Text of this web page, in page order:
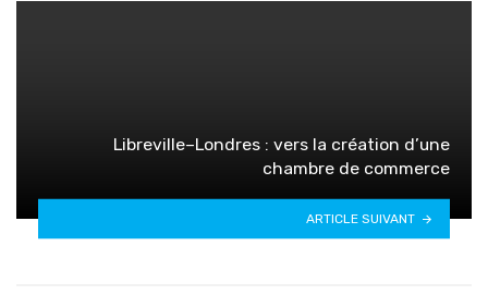
Libreville–Londres : vers la création d’une
chambre de commerce
ARTICLE SUIVANT